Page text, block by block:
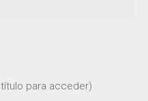
para acceder)